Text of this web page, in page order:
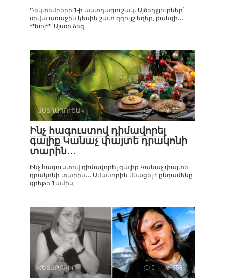
Դեկտեմբերի 1-ի աստղագուշակ․ Այծեղջյուրներ՝
օրվա առաջին կեսին շատ զգույշ եղեք, քանզի․․․
**Խոյ**. Այսօր ձեզ
ԱՍՏՂԱԳՈՒՇԱԿ 0 571
Ինչ հագուստով դիմավորել
գալիք Կանաչ փայտե դրակոնի
տարին․․․
Ինչ հագուստով դիմավորել գալիք Կանաչ փայտե
դրակոնի տարին․․․ Ամանորին մնացել է ընդամենը
գրեթե 1ամիս,
ՀԵՏԱՔՐՔԻՐ 0 658